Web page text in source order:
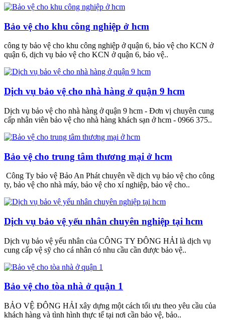
Bảo vệ cho khu công nghiệp ở hcm
công ty bảo vệ cho khu công nghiệp ở quận 6, bảo vệ cho KCN ở
quận 6, dịch vụ bảo vệ cho KCN ở quận 6, bảo vệ..
Dịch vụ bảo vệ cho nhà hàng ở quận 9 hcm
Dịch vụ bảo vệ cho nhà hàng ở quận 9 hcm - Đơn vị chuyên cung
cấp nhân viên bảo vệ cho nhà hàng khách sạn ở hcm - 0966 375..
Bảo vệ cho trung tâm thương mại ở hcm
Công Ty bảo vệ Bảo An Phát chuyên về dịch vụ bảo vệ cho công
ty, bảo vệ cho nhà máy, bảo vệ cho xí nghiệp, bảo vệ cho..
Dịch vụ bảo vệ yếu nhân chuyên nghiệp tại hcm
Dịch vụ bảo vệ yếu nhân của CÔNG TY ĐÔNG HẢI là dịch vụ
cung cấp vệ sỹ cho cá nhân có nhu cầu cần được bảo vệ..
Bảo vệ cho tòa nhà ở quận 1
BẢO VỆ ĐÔNG HẢI xây dựng một cách tối ưu theo yêu cầu của
khách hàng và tình hình thực tế tại nơi cần bảo vệ, bảo..